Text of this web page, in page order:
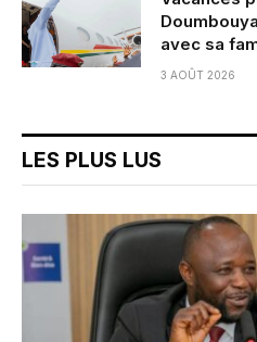
avec sa
3 AOÛT 2026
LES PLUS LUS